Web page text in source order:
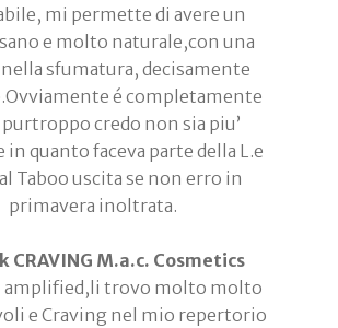
mi permette di avere un
e molto naturale,con una
nella sfumatura, decisamente
é completamente
credo non sia piu’
quanto faceva parte della L.e
Taboo uscita se non erro in
primavera inoltrata.
CRAVING M.a.c. Cosmetics
amplified,li trovo molto molto
e Craving nel mio repertorio